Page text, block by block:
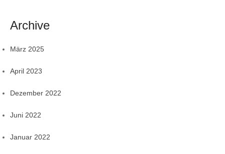
Archive
März 2025
April 2023
Dezember 2022
Juni 2022
Januar 2022